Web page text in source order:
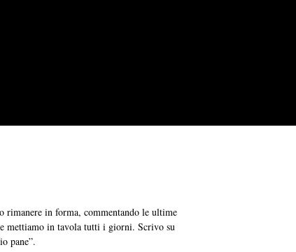
rimanere in forma, commentando le ultime
mettiamo in tavola tutti i giorni. Scrivo su
pane”.